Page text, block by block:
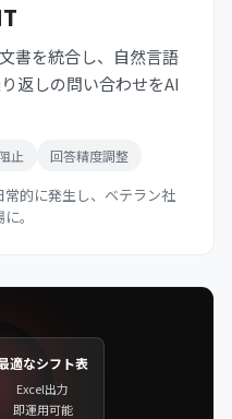
書を統合し、自然言語
返しの問い合わせをAI
止 回答精度調整
常的に発生し、ベテラン社
。
適なシフト表
Excel出力
即運用可能